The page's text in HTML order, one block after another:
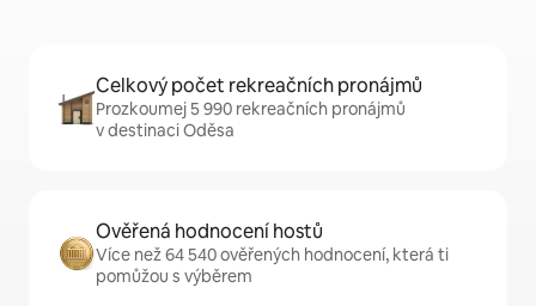
Celkový počet rekreačních pronájmů
Prozkoumej 5 990 rekreačních pronájmů
v destinaci Oděsa
Ověřená hodnocení hostů
Více než 64 540 ověřených hodnocení, která ti
pomůžou s výběrem